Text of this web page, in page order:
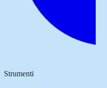
Strumenti